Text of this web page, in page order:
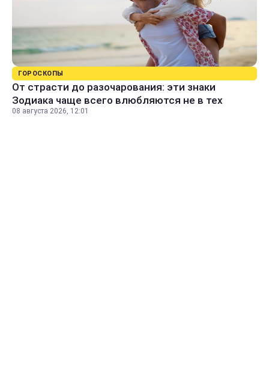
ГОРОСКОПЫ
От страсти до разочарования: эти знаки
Зодиака чаще всего влюбляются не в тех
08 августа 2026, 12:01